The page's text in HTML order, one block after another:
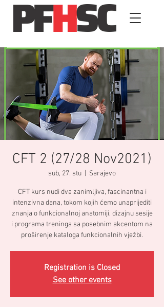
CFT 2 (27/28 Nov2021)
sub, 27. stu Sarajevo
​CFT kurs nudi dva zanimljiva, fascinantna i
intenzivna dana, tokom kojih ćemo unaprijediti
znanja o funkcionalnoj anatomiji, dizajnu sesije
i programa treninga sa posebnim akcentom na
proširenje kataloga funkcionalnih vježbi.
Registration is Closed
See other events